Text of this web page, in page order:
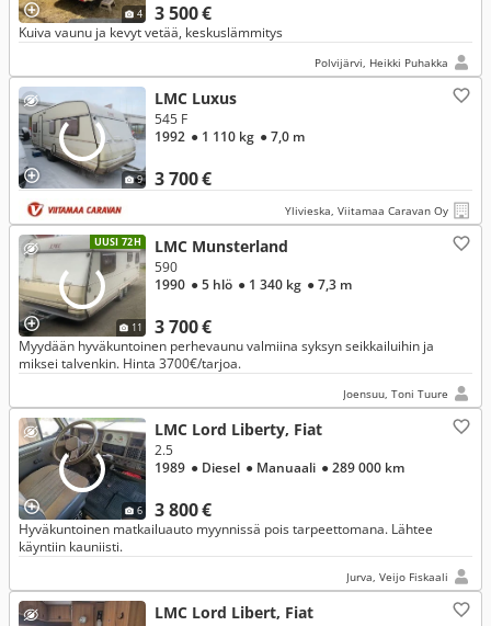
4 3 500 €
Kuiva vaunu ja kevyt vetää, keskuslämmitys
Polvijärvi, Heikki Puhakka
9
LMC Luxus
3 700 €
545 F
1992 ● 1 110 kg ● 7,0 m
Ylivieska, Viitamaa Caravan Oy
UUSI 72H
11
LMC Munsterland
3 700 €
590
1990 ● 5 hlö ● 1 340 kg ● 7,3 m
Myydään hyväkuntoinen perhevaunu valmiina syksyn seikkailuihin ja
miksei talvenkin. Hinta 3700€/tarjoa.
Joensuu, Toni Tuure
6
LMC Lord Liberty, Fiat
3 800 €
2.5
1989 ● Diesel ● Manuaali ● 289 000 km
Hyväkuntoinen matkailuauto myynnissä pois tarpeettomana. Lähtee
käyntiin kauniisti.
Jurva, Veijo Fiskaali
LMC Lord Libert, Fiat